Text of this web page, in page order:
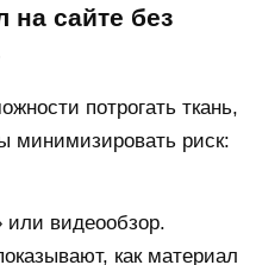
на сайте без
потрогать ткань,
минимизировать риск:
видеообзор.
как материал